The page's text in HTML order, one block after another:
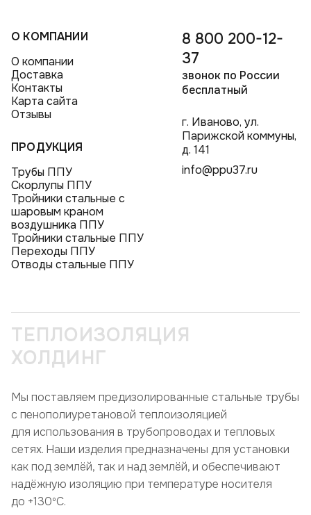
О КОМПАНИИ
О компании
Доставка
Контакты
Карта сайта
Отзывы
ПРОДУКЦИЯ
Трубы ППУ
Скорлупы ППУ
Тройники стальные с
шаровым краном
воздушника ППУ
Тройники стальные ППУ
Переходы ППУ
Отводы стальные ППУ
8 800 200-12-
37
звонок по России
бесплатный
г. Иваново, ул.
Парижской коммуны,
д. 141
info@ppu37.ru
ТЕПЛОИЗОЛЯЦИЯ
ХОЛДИНГ
Мы поставляем предизолированные стальные трубы
с пенополиуретановой теплоизоляцией
для использования в трубопроводах и тепловых
сетях. Наши изделия предназначены для установки
как под землёй, так и над землёй, и обеспечивают
надёжную изоляцию при температуре носителя
до +130ºC.